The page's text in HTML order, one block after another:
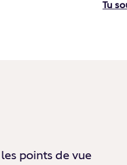
Tu
points de vue